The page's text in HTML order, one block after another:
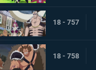
18 - 757
18 - 758